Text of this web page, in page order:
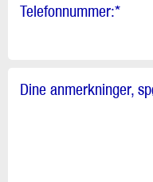
Telefonnummer:*
Dine anmerkninger,